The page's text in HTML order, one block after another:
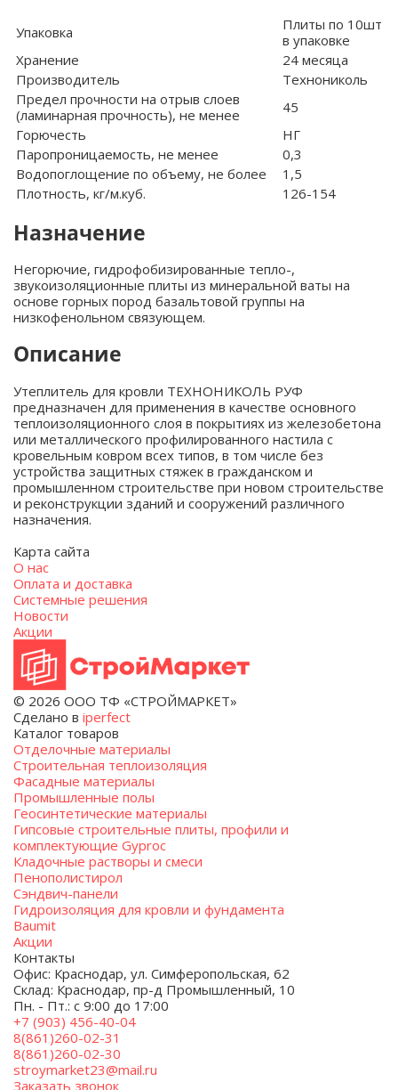
Упаковка
Плиты по 10шт
в упаковке
Хранение
24 месяца
Производитель
Технониколь
Предел прочности на отрыв слоев
(ламинарная прочность), не менее
45
Горючесть
НГ
Паропроницаемость, не менее
0,3
Водопоглощение по объему, не более
1,5
Плотность, кг/м.куб.
126-154
Назначение
Негорючие, гидрофобизированные тепло-,
звукоизоляционные плиты из минеральной ваты на
основе горных пород базальтовой группы на
низкофенольном связующем.
Описание
Утеплитель для кровли ТЕХНОНИКОЛЬ РУФ
предназначен для применения в качестве основного
теплоизоляционного слоя в покрытиях из железобетона
или металлического профилированного настила с
кровельным ковром всех типов, в том числе без
устройства защитных стяжек в гражданском и
промышленном строительстве при новом строительстве
и реконструкции зданий и сооружений различного
назначения.
Карта сайта
О нас
Оплата и доставка
Системные решения
Новости
Акции
© 2026 ООО ТФ «СТРОЙМАРКЕТ»
Сделано в iperfect
Каталог товаров
Отделочные материалы
Строительная теплоизоляция
Фасадные материалы
Промышленные полы
Геосинтетические материалы
Гипсовые строительные плиты, профили и
комплектующие Gyproc
Кладочные растворы и смеси
Пенополистирол
Сэндвич-панели
Гидроизоляция для кровли и фундамента
Baumit
Акции
Контакты
Офис: Краснодар, ул. Симферопольская, 62
Склад: Краснодар, пр-д Промышленный, 10
Пн. - Пт.: с 9:00 до 17:00
+7 (903) 456-40-04
8(861)260-02-31
8(861)260-02-30
stroymarket23@mail.ru
Заказать звонок